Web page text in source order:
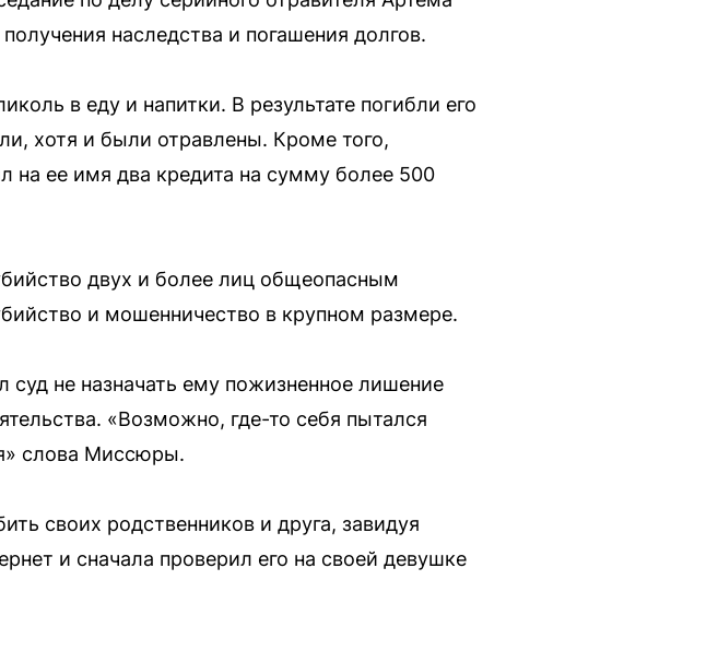
наследства и погашения долгов.
в еду и напитки. В результате погибли его
хотя и были отравлены. Кроме того,
на ее имя два кредита на сумму более 500
двух и более лиц общеопасным
и мошенничество в крупном размере.
не назначать ему пожизненное лишение
«Возможно, где-то себя пытался
слова Миссюры.
своих родственников и друга, завидуя
и сначала проверил его на своей девушке